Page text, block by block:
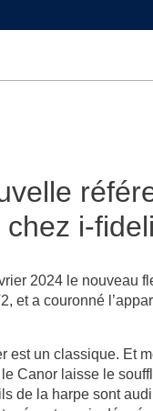
i-
2024 le nouveau
et a couronné
est un classique. Et
Canor laisse le
de la harpe sont